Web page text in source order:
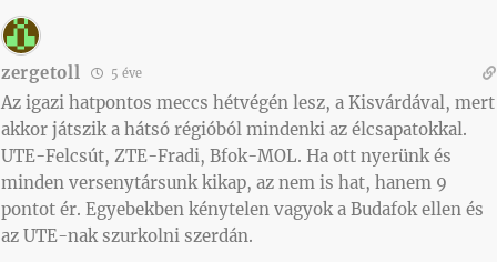
zergetoll 5 éve
Az igazi hatpontos meccs hétvégén lesz, a Kisvárdával, mert
akkor játszik a hátsó régióból mindenki az élcsapatokkal.
UTE-Felcsút, ZTE-Fradi, Bfok-MOL. Ha ott nyerünk és
minden versenytársunk kikap, az nem is hat, hanem 9
pontot ér. Egyebekben kénytelen vagyok a Budafok ellen és
az UTE-nak szurkolni szerdán.